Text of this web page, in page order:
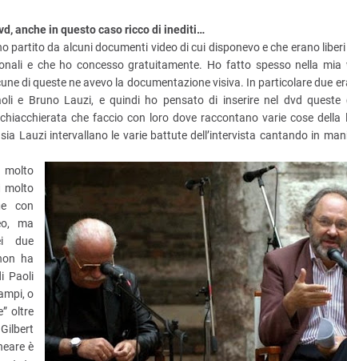
anche in questo caso ricco di inediti…
partito da alcuni documenti video di cui disponevo e che erano liberi
e che ho concesso gratuitamente. Ho fatto spesso nella mia
di queste ne avevo la documentazione visiva. In particolare due
e Bruno Lauzi, e quindi ho pensato di inserire nel dvd queste
che faccio con loro dove raccontano varie cose della
Lauzi intervallano le varie battute dell’intervista cantando in
molto
con
ma
due
ha
Paoli
o
oltre
è